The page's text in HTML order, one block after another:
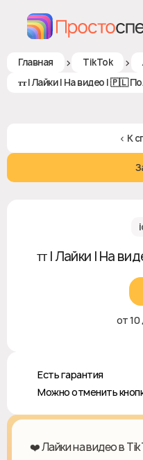
Главная > TikTok >
ᴛᴛ | Лайки | На видео | 🇵🇱
< К
ᴛᴛ | Лайки | На
от
♻️ Есть гарантия
❎ Можно отменить
❤️ Лайки на видео в